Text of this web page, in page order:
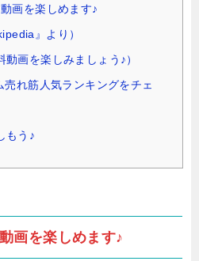
画を楽しめます♪
』より）
画を楽しみましょう♪）
れ筋人気ランキングをチェ
もう♪
画を楽しめます♪